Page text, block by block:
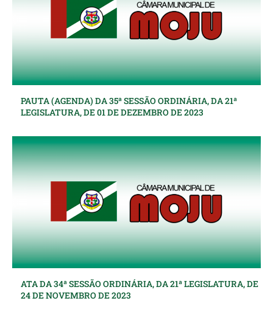
PAUTA (AGENDA) DA 35ª SESSÃO ORDINÁRIA, DA 21ª
LEGISLATURA, DE 01 DE DEZEMBRO DE 2023
ATA DA 34ª SESSÃO ORDINÁRIA, DA 21ª LEGISLATURA, DE
24 DE NOVEMBRO DE 2023